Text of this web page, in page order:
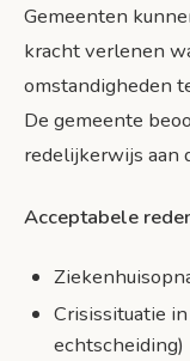
Gemeenten
kracht verlenen
omstandigheden
De gemeente
redelijkerwijs aan
Acceptabele
Crisissituatie
echtscheiding)